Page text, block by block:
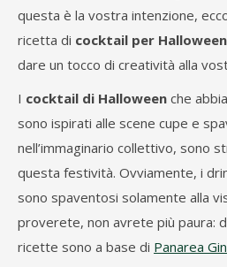
questa è la vostra intenzione,
ricetta di cocktail per Halloween
dare un tocco di creatività alla
I cocktail di Halloween che
sono ispirati alle scene cupe e
nell’immaginario collettivo, sono
questa festività. Ovviamente, i
sono spaventosi solamente alla
proverete, non avrete più paura:
ricette sono a base di Panarea Gin